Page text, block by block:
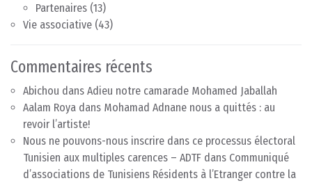
Partenaires (13)
Vie associative (43)
Commentaires récents
Abichou dans Adieu notre camarade Mohamed Jaballah
Aalam Roya dans Mohamad Adnane nous a quittés : au
revoir l’artiste!
Nous ne pouvons-nous inscrire dans ce processus électoral
Tunisien aux multiples carences – ADTF dans Communiqué
d’associations de Tunisiens Résidents à l’Etranger contre la